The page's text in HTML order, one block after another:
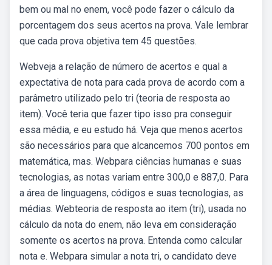
bem ou mal no enem, você pode fazer o cálculo da
porcentagem dos seus acertos na prova. Vale lembrar
que cada prova objetiva tem 45 questões.
Webveja a relação de número de acertos e qual a
expectativa de nota para cada prova de acordo com a
parâmetro utilizado pelo tri (teoria de resposta ao
item). Você teria que fazer tipo isso pra conseguir
essa média, e eu estudo há. Veja que menos acertos
são necessários para que alcancemos 700 pontos em
matemática, mas. Webpara ciências humanas e suas
tecnologias, as notas variam entre 300,0 e 887,0. Para
a área de linguagens, códigos e suas tecnologias, as
médias. Webteoria de resposta ao item (tri), usada no
cálculo da nota do enem, não leva em consideração
somente os acertos na prova. Entenda como calcular
nota e. Webpara simular a nota tri, o candidato deve